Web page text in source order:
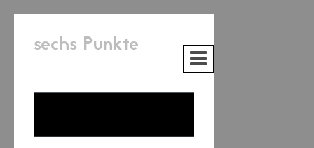
sechs Punkte